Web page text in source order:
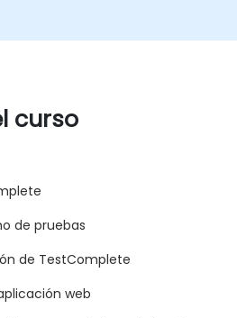
curso
de pruebas
de TestComplete
web